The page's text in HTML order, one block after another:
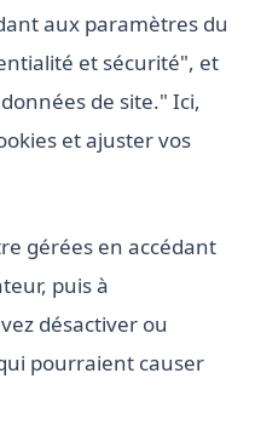
aux paramètres du
et sécurité", et
de site." Ici,
et ajuster vos
gérées en accédant
puis à
désactiver ou
pourraient causer